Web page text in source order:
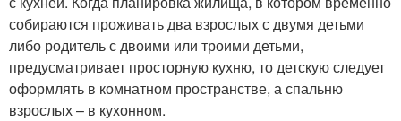
собираются проживать два взрослых с двумя детьми
либо родитель с двоими или троими детьми,
предусматривает просторную кухню, то детскую следует
оформлять в комнатном пространстве, а спальню
взрослых – в кухонном.